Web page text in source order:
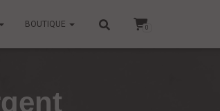
BOUTIQUE 0